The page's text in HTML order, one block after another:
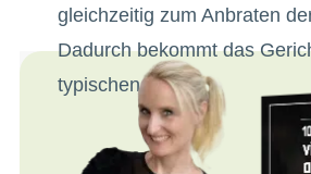
gleichzeitig zum Anbraten
Dadurch bekommt das
typischen Duft.